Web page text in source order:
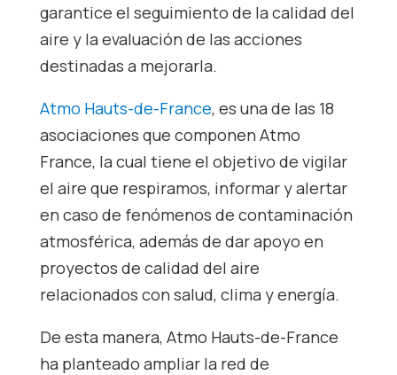
garantice el seguimiento de la calidad del
aire y la evaluación de las acciones
destinadas a mejorarla.
Atmo Hauts-de-France, es una de las 18
asociaciones que componen Atmo
France, la cual tiene el objetivo de vigilar
el aire que respiramos, informar y alertar
en caso de fenómenos de contaminación
atmosférica, además de dar apoyo en
proyectos de calidad del aire
relacionados con salud, clima y energía.
De esta manera, Atmo Hauts-de-France
ha planteado ampliar la red de